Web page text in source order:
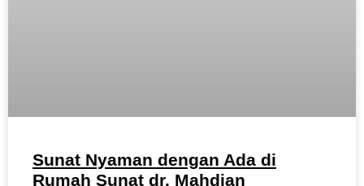
Sunat Nyaman dengan Ada di
Rumah Sunat dr. Mahdian